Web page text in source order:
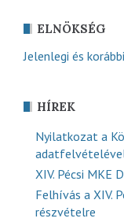
ELNÖKSÉG
Jelenlegi és
HÍREK
Nyilatkozat a
XIV. Pécsi MKE
Felhívás a XIV.
részvételre